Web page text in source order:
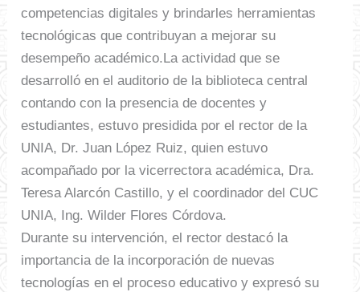
competencias digitales y brindarles herramientas
tecnológicas que contribuyan a mejorar su
desempeño académico. La actividad que se
desarrolló en el auditorio de la biblioteca central
contando con la presencia de docentes y
estudiantes, estuvo presidida por el rector de la
UNIA, Dr. Juan López Ruiz, quien estuvo
acompañado por la vicerrectora académica, Dra.
Teresa Alarcón Castillo, y el coordinador del CUC
UNIA, Ing. Wilder Flores Córdova.
Durante su intervención, el rector destacó la
importancia de la incorporación de nuevas
tecnologías en el proceso educativo y expresó su